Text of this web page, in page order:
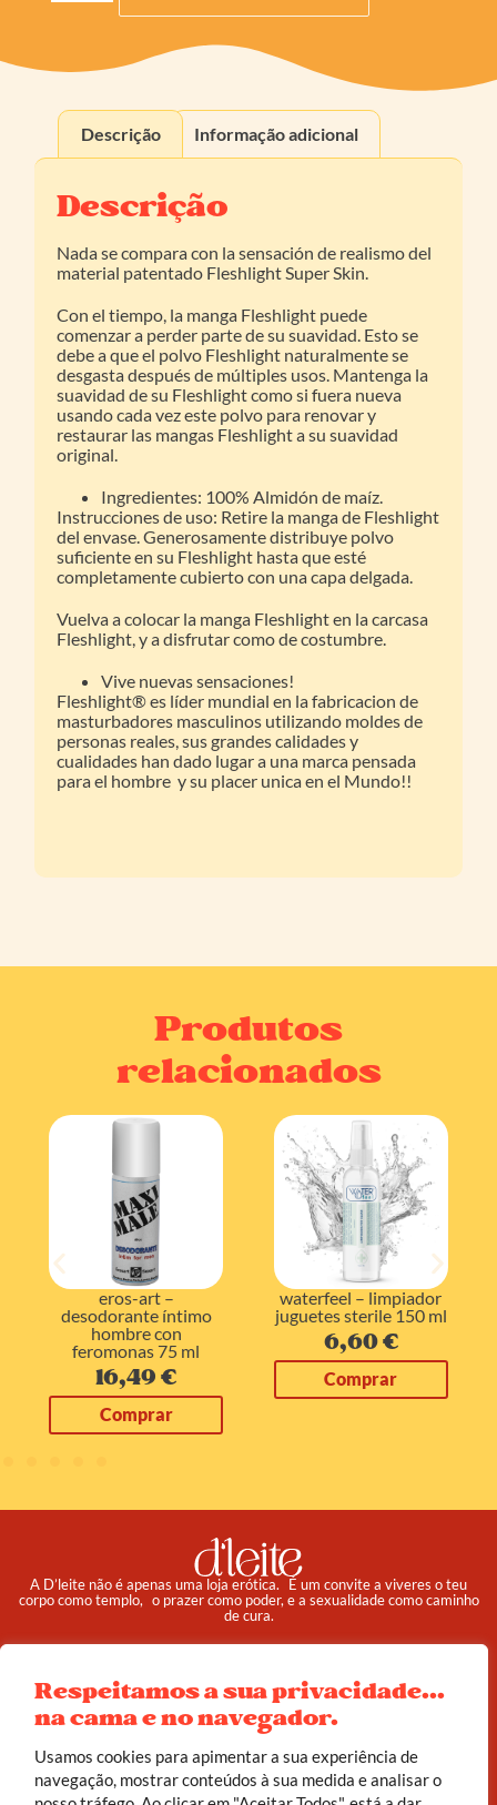
Respeitamos a sua privacidade...
na cama e no navegador.
Usamos cookies para apimentar a sua experiência de
navegação, mostrar conteúdos à sua medida e analisar o
Descrição Informação adicional
Descrição
Nada se compara con la sensación de realismo del
material patentado Fleshlight Super Skin.
Con el tiempo, la manga Fleshlight puede
comenzar a perder parte de su suavidad. Esto se
debe a que el polvo Fleshlight naturalmente se
desgasta después de múltiples usos. Mantenga la
suavidad de su Fleshlight como si fuera nueva
usando cada vez este polvo para renovar y
restaurar las mangas Fleshlight a su suavidad
original.
Ingredientes: 100% Almidón de maíz.
Instrucciones de uso: Retire la manga de Fleshlight
del envase. Generosamente distribuye polvo
suficiente en su Fleshlight hasta que esté
completamente cubierto con una capa delgada.
Vuelva a colocar la manga Fleshlight en la carcasa
Fleshlight, y a disfrutar como de costumbre.
Vive nuevas sensaciones!
Fleshlight® es líder mundial en la fabricacion de
masturbadores masculinos utilizando moldes de
personas reales, sus grandes calidades y
cualidades han dado lugar a una marca pensada
para el hombre y su placer unica en el Mundo!!
Produtos
relacionados
eros-art –
desodorante íntimo
hombre con
feromonas 75 ml
16,49€
Comprar
waterfeel – limpiador
juguetes sterile 150 ml
6,60€
Comprar
A D’leite não é apenas uma loja erótica. É um convite a viveres o teu
corpo como templo, o prazer como poder, e a sexualidade como caminho
de cura.
Pedidos
Reembolso e Devoluções
Termos e Condições
Institucional
Sobre
Política de Privacidade